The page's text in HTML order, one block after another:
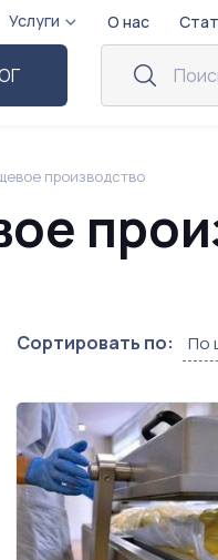
Услуги О нас
производство
Сортировать по: По